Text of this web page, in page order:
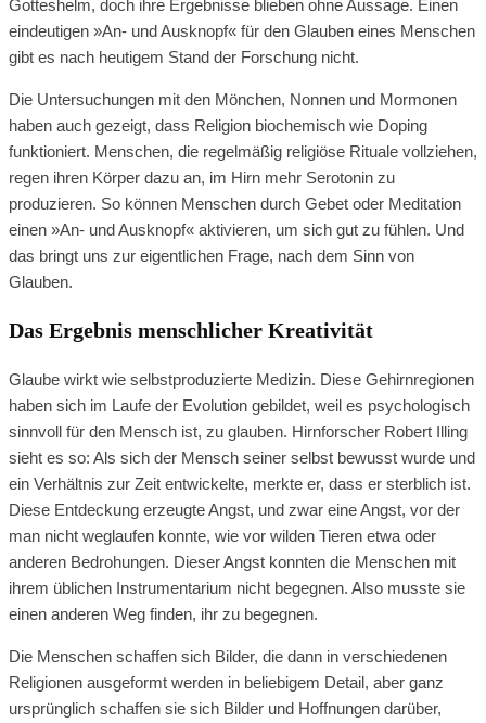
Gotteshelm, doch ihre Ergebnisse blieben ohne Aussage. Einen
eindeutigen »An- und Ausknopf« für den Glauben eines Menschen
gibt es nach heutigem Stand der Forschung nicht.
Die Untersuchungen mit den Mönchen, Nonnen und Mormonen
haben auch gezeigt, dass Religion biochemisch wie Doping
funktioniert. Menschen, die regelmäßig religiöse Rituale vollziehen,
regen ihren Körper dazu an, im Hirn mehr Serotonin zu
produzieren. So können Menschen durch Gebet oder Meditation
einen »An- und Ausknopf« aktivieren, um sich gut zu fühlen. Und
das bringt uns zur eigentlichen Frage, nach dem Sinn von
Glauben.
Das Ergebnis menschlicher Kreativität
Glaube wirkt wie selbstproduzierte Medizin. Diese Gehirnregionen
haben sich im Laufe der Evolution gebildet, weil es psychologisch
sinnvoll für den Mensch ist, zu glauben. Hirnforscher Robert Illing
sieht es so: Als sich der Mensch seiner selbst bewusst wurde und
ein Verhältnis zur Zeit entwickelte, merkte er, dass er sterblich ist.
Diese Entdeckung erzeugte Angst, und zwar eine Angst, vor der
man nicht weglaufen konnte, wie vor wilden Tieren etwa oder
anderen Bedrohungen. Dieser Angst konnten die Menschen mit
ihrem üblichen Instrumentarium nicht begegnen. Also musste sie
einen anderen Weg finden, ihr zu begegnen.
Die Menschen schaffen sich Bilder, die dann in verschiedenen
Religionen ausgeformt werden in beliebigem Detail, aber ganz
ursprünglich schaffen sie sich Bilder und Hoffnungen darüber,